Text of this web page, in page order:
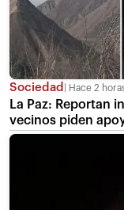
Sociedad Hace 2
La Paz: Reportan
vecinos piden